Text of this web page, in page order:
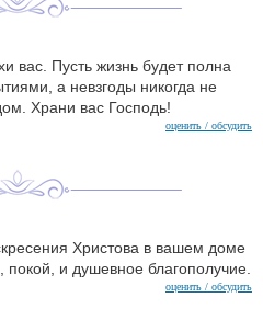
вас. Пусть жизнь будет полна
а невзгоды никогда не
Храни вас Господь!
оценить / обсудить
Христова в вашем доме
покой, и душевное благополучие.
оценить / обсудить